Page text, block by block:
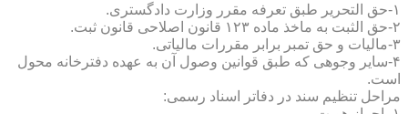
۱-حق التحریر طبق تعرفه مقرر وزارت دادگستری.
۲-حق الثبت به ماخذ ماده ۱۲۳ قانون اصلاحی قانون ثبت.
۳-مالیات و حق تمبر برابر مقررات مالیاتی.
۴-سایر وجوهی که طبق قوانین وصول آن به عهده دفترخانه محول
است.
مراحل تنظیم سند در دفاتر اسناد رسمی: